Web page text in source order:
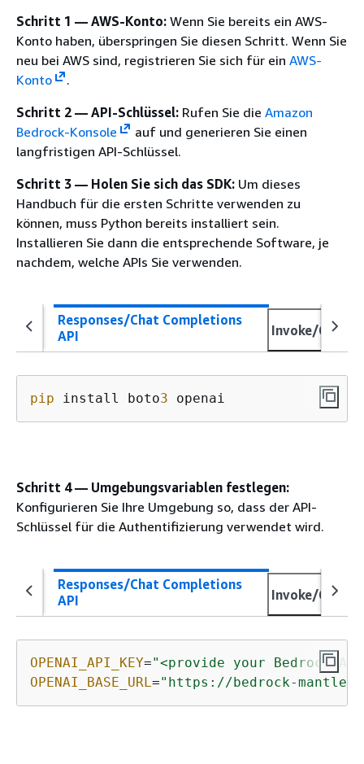
Schritt 1 — AWS-Konto: Wenn Sie bereits ein AWS-
Konto haben, überspringen Sie diesen Schritt. Wenn Sie
neu bei AWS sind, registrieren Sie sich für ein AWS-
Konto
.
Schritt 2 — API-Schlüssel: Rufen Sie die Amazon
Bedrock-Konsole
auf und generieren Sie einen
langfristigen API-Schlüssel.
Schritt 3 — Holen Sie sich das SDK: Um dieses
Handbuch für die ersten Schritte verwenden zu
können, muss Python bereits installiert sein.
Installieren Sie dann die entsprechende Software, je
nachdem, welche APIs Sie verwenden.
Responses/Chat Completions
API
Invoke/
pip install boto3 openai
Schritt 4 — Umgebungsvariablen festlegen:
Konfigurieren Sie Ihre Umgebung so, dass der API-
Schlüssel für die Authentifizierung verwendet wird.
Responses/Chat Completions
API
Invoke/
OPENAI_API_KEY="<provide your Bedrock
OPENAI_BASE_URL="https://bedrock-